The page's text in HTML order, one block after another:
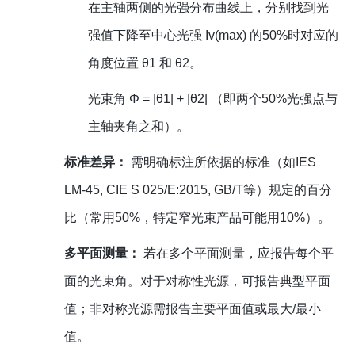
在主轴两侧的光强分布曲线上，分别找到光
强值下降至中心光强 Iv(max) 的50%时对应的
角度位置 θ1 和 θ2。
光束角 Φ = |θ1| + |θ2| （即两个50%光强点与
主轴夹角之和）。
标准差异： 需明确标注所依据的标准（如IES
LM-45, CIE S 025/E:2015, GB/T等）规定的百分
比（常用50%，特定窄光束产品可能用10%）。
多平面测量： 若在多个平面测量，应报告每个平
面的光束角。对于对称性光源，可报告典型平面
值；非对称光源需报告主要平面值或最大/最小
值。